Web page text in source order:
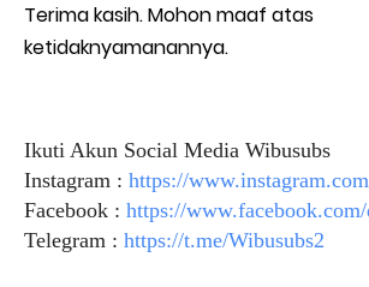
Terima kasih. Mohon maaf atas
ketidaknyamanannya.
Ikuti Akun Social Media Wibusubs
Instagram : https://
Facebook : https://
Telegram : https://t.me/Wibusubs2